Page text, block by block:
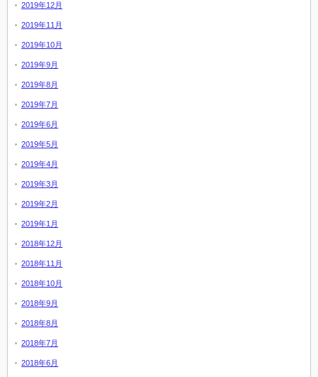
2019年12月
2019年11月
2019年10月
2019年9月
2019年8月
2019年7月
2019年6月
2019年5月
2019年4月
2019年3月
2019年2月
2019年1月
2018年12月
2018年11月
2018年10月
2018年9月
2018年8月
2018年7月
2018年6月